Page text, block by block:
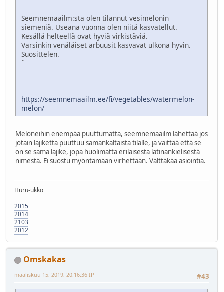
Seemnemaailm:sta olen tilannut vesimelonin
siemeniä. Useana vuonna olen niitä kasvatellut.
Kesällä helteellä ovat hyviä virkistäviä.
Varsinkin venäläiset arbuusit kasvavat ulkona hyvin.
Suosittelen.
¨
https://seemnemaailm.ee/fi/vegetables/watermelon-
melon/
Meloneihin enempää puuttumatta, seemnemaailm lähettää jos
jotain lajiketta puuttuu samankaltaista tilalle, ja väittää että se
on se sama lajike, jopa huolimatta erilaisesta latinankielisestä
nimestä. Ei suostu myöntämään virhettään. Välttäkää asiointia.
Huru-ukko
2015
2014
2103
2012
Omskakas
#43
maaliskuu 15, 2019, 20:16:36 IP